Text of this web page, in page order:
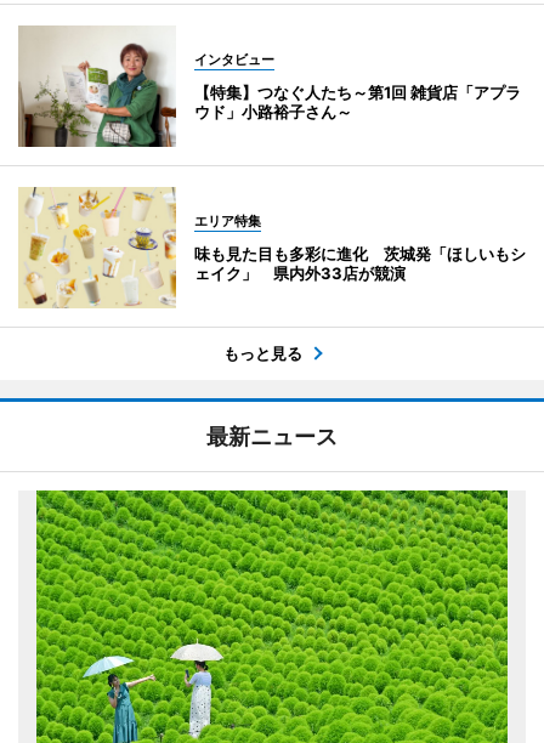
インタビュー
【特集】つなぐ人たち～第1回 雑貨店「アプラ
ウド」小路裕子さん～
エリア特集
味も見た目も多彩に進化 茨城発「ほしいもシ
ェイク」 県内外33店が競演
もっと見る
最新ニュース